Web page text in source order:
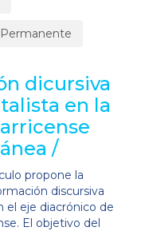
dicursiva
en la
/
propone la
discursiva
el eje diacrónico de
El objetivo del